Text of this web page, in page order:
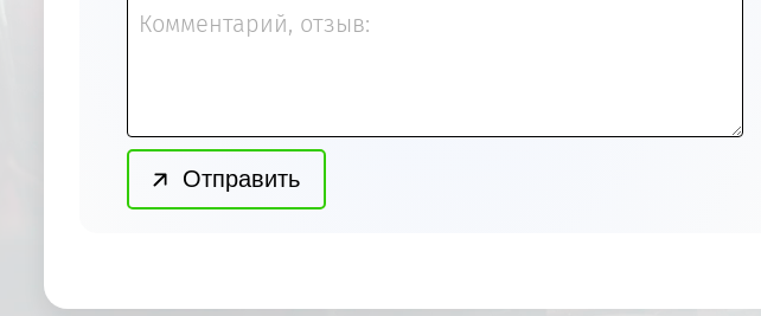
Комментарий, отзыв: